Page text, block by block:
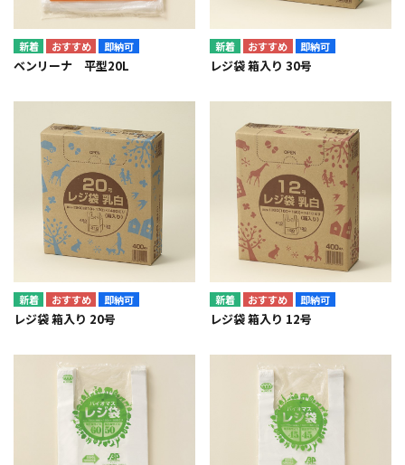
即納可
ベンリーナ 平型20L
即納可
レジ袋 箱入り 30号
即納可
レジ袋 箱入り 20号
即納可
レジ袋 箱入り 12号